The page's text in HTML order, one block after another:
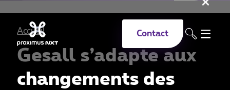
Contact
Accueil
Gesall s’adapte aux
changements des